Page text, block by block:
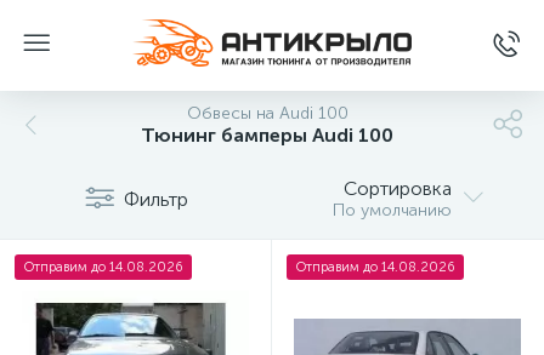
Обвесы на Audi 100
Тюнинг бамперы Audi 100
Фильтр Сортировка
По умолчанию
Отправим до 14.08.2026 Отправим до 14.08.2026